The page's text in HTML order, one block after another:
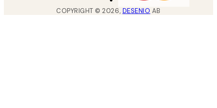
COPYRIGHT ©2026, DESENIO AB